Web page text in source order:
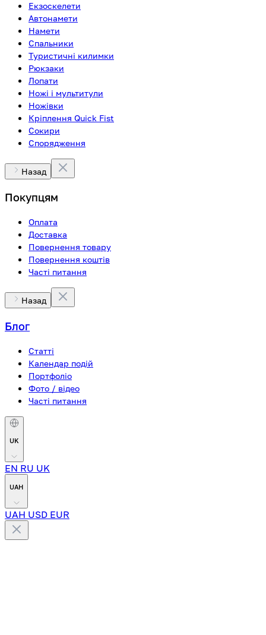
Екзоскелети
Автонамети
Намети
Спальники
Туристичні килимки
Рюкзаки
Лопати
Ножі і мультитули
Ножівки
Кріплення Quick Fist
Сокири
Спорядження
Назад
Покупцям
Оплата
Доставка
Повернення товару
Повернення коштів
Часті питання
Назад
Блог
Статті
Календар подій
Портфоліо
Фото / відео
Часті питання
UK
EN RU UK
UAH
UAH USD EUR